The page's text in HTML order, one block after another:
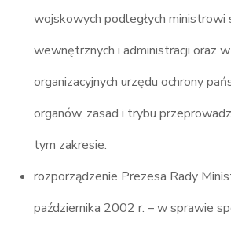
wojskowych podległych ministrowi
wewnętrznych i administracji oraz
organizacyjnych urzędu ochrony
organów, zasad i trybu
tym zakresie.
rozporządzenie Prezesa Rady
października 2002 r. – w sprawie